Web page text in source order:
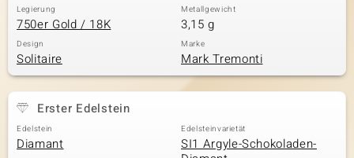
Classics
Legierung
750er Gold / 18K
Metallgewicht
3,15 g
Design
Solitaire
Marke
Mark Tremonti
Erster Edelstein
Edelstein
Diamant
Edelsteinvarietät
SI1 Argyle-Schokoladen-